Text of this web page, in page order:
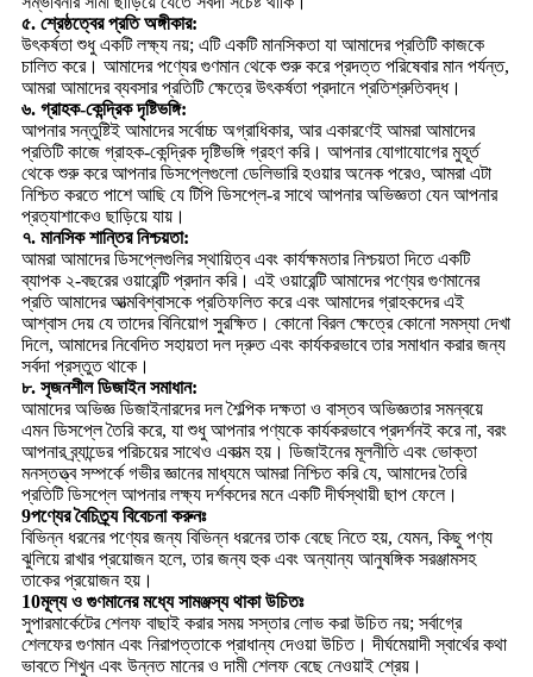
৫. শ্রেষ্ঠত্বের প্রতি অঙ্গীকার:
উৎকর্ষতা শুধু একটি লক্ষ্য নয়; এটি একটি মানসিকতা যা আমাদের প্রতিটি কাজকে
চালিত করে। আমাদের পণ্যের গুণমান থেকে শুরু করে প্রদত্ত পরিষেবার মান পর্যন্ত,
আমরা আমাদের ব্যবসার প্রতিটি ক্ষেত্রে উৎকর্ষতা প্রদানে প্রতিশ্রুতিবদ্ধ।
৬. গ্রাহক-কেন্দ্রিক দৃষ্টিভঙ্গি:
আপনার সন্তুষ্টিই আমাদের সর্বোচ্চ অগ্রাধিকার, আর একারণেই আমরা আমাদের
প্রতিটি কাজে গ্রাহক-কেন্দ্রিক দৃষ্টিভঙ্গি গ্রহণ করি। আপনার যোগাযোগের মুহূর্ত
থেকে শুরু করে আপনার ডিসপ্লেগুলো ডেলিভারি হওয়ার অনেক পরেও, আমরা এটা
নিশ্চিত করতে পাশে আছি যে টিপি ডিসপ্লে-র সাথে আপনার অভিজ্ঞতা যেন আপনার
প্রত্যাশাকেও ছাড়িয়ে যায়।
৭. মানসিক শান্তির নিশ্চয়তা:
আমরা আমাদের ডিসপ্লেগুলির স্থায়িত্ব এবং কার্যক্ষমতার নিশ্চয়তা দিতে একটি
ব্যাপক ২-বছরের ওয়ারেন্টি প্রদান করি। এই ওয়ারেন্টি আমাদের পণ্যের গুণমানের
প্রতি আমাদের আত্মবিশ্বাসকে প্রতিফলিত করে এবং আমাদের গ্রাহকদের এই
আশ্বাস দেয় যে তাদের বিনিয়োগ সুরক্ষিত। কোনো বিরল ক্ষেত্রে কোনো সমস্যা দেখা
দিলে, আমাদের নিবেদিত সহায়তা দল দ্রুত এবং কার্যকরভাবে তার সমাধান করার জন্য
সর্বদা প্রস্তুত থাকে।
৮. সৃজনশীল ডিজাইন সমাধান:
আমাদের অভিজ্ঞ ডিজাইনারদের দল শৈল্পিক দক্ষতা ও বাস্তব অভিজ্ঞতার সমন্বয়ে
এমন ডিসপ্লে তৈরি করে, যা শুধু আপনার পণ্যকে কার্যকরভাবে প্রদর্শনই করে না, বরং
আপনার ব্র্যান্ডের পরিচয়ের সাথেও একাত্ম হয়। ডিজাইনের মূলনীতি এবং ভোক্তা
মনস্তত্ত্ব সম্পর্কে গভীর জ্ঞানের মাধ্যমে আমরা নিশ্চিত করি যে, আমাদের তৈরি
প্রতিটি ডিসপ্লে আপনার লক্ষ্য দর্শকদের মনে একটি দীর্ঘস্থায়ী ছাপ ফেলে।
9পণ্যের বৈচিত্র্য বিবেচনা করুনঃ
বিভিন্ন ধরনের পণ্যের জন্য বিভিন্ন ধরনের তাক বেছে নিতে হয়, যেমন, কিছু পণ্য
ঝুলিয়ে রাখার প্রয়োজন হলে, তার জন্য হুক এবং অন্যান্য আনুষঙ্গিক সরঞ্জামসহ
তাকের প্রয়োজন হয়।
10মূল্য ও গুণমানের মধ্যে সামঞ্জস্য থাকা উচিতঃ
সুপারমার্কেটের শেলফ বাছাই করার সময় সস্তার লোভ করা উচিত নয়; সর্বাগ্রে
শেলফের গুণমান এবং নিরাপত্তাকে প্রাধান্য দেওয়া উচিত। দীর্ঘমেয়াদী স্বার্থের কথা
ভাবতে শিখুন এবং উন্নত মানের ও দামী শেলফ বেছে নেওয়াই শ্রেয়।